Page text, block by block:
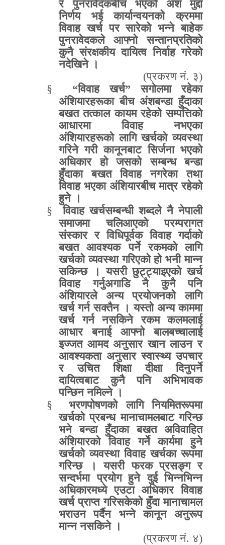
र पुनरावेदकबीच भएको अंश मुद्दा
निर्णय भई कार्यान्वयनको क्रममा
विवाह खर्च पर सारेको भन्ने बाहेक
पुनरावेदकले आफ्नो सन्तानप्रतिको
कुनै संरक्षकीय दायित्व निर्वाह गरेको
नदेखिने ।
(प्रकरण नं. ३)
§
“विवाह खर्च”सगोलमा रहेका
अंशियारहरूका बीच अंशबन्डा हुँदाका
बखत तत्काल कायम रहेको सम्पत्तिको
आधारमा विवाह नभएका
अंशियारहरूको लागि खर्चको व्यवस्था
गरिने गरी कानूनबाट सिर्जना भएको
अधिकार हो जसको सम्बन्ध बन्डा
हुँदाका बखत विवाह नगरेका तथा
विवाह भएका अंशियारबीच मात्र रहेको
हुने ।
§
विवाह खर्चसम्बन्धी शब्दले नै नेपाली
समाजमा चलिआएको परम्परागत
संस्कार र विधिपूर्वक विवाह गर्दाको
बखत आवश्यक पर्ने रकमको लागि
खर्चको व्यवस्था गरिएको हो भनी मान्न
सकिन्छ । यसरी छुट्ट्याइएको खर्च
विवाह गर्नुअगाडि नै कुनै पनि
अंशियारले अन्य प्रयोजनको लागि
खर्च गर्न सक्तैन । यस्तो अन्य काममा
खर्च गर्न नसकिने रकम कलमलाई
आधार बनाई आफ्नो बालबच्चालाई
इज्जत आमद अनुसार खान लाउन र
आवश्यकता अनुसार स्वास्थ्य उपचार
र उचित शिक्षा दीक्षा दिनुपर्ने
दायित्वबाट कुनै पनि अभिभावक
पन्छिन नमिल्ने ।
§
भरणपोषणको लागि नियमितरूपमा
खर्चको प्रबन्ध मानाचामलबाट गरिन्छ
भने बन्डा हुँदाका बखत अविवाहित
अंशियारको विवाह गर्ने कार्यमा हुने
खर्चको व्यवस्था विवाह खर्चका रूपमा
गरिन्छ । यसरी फरक प्रसङ्ग र
सन्दर्भमा प्रयोग हुने दुई भिन्नभिन्न
अधिकारमध्ये एउटा अधिकार विवाह
खर्च प्राप्त गरिसकेको हुँदा मानाचामल
भराउन पर्दैन भन्ने कानून अनुरूप
मान्न नसकिने ।
(प्रकरण नं. ४)